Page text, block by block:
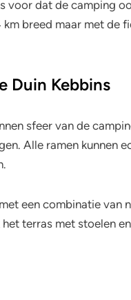
voor dat de camping
breed maar met de
Duin Kebbins
sfeer van de
Alle ramen
een combinatie
terras met stoelen